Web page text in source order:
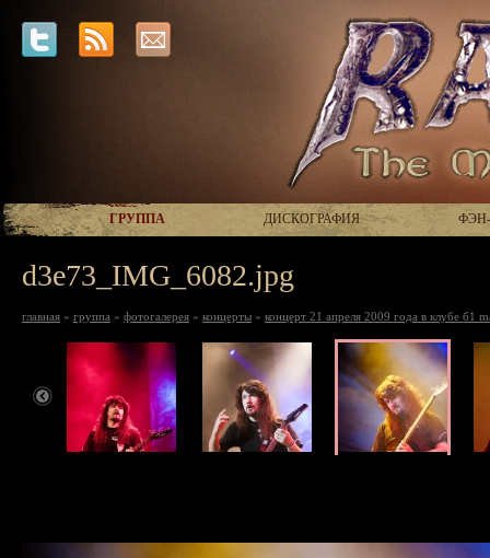
ГРУППА ДИСКОГРАФИЯ
d3e73_IMG_6082.jpg
главная » группа » фотогалерея » концерты » концерт 21 апреля 2009 года в клубе б1